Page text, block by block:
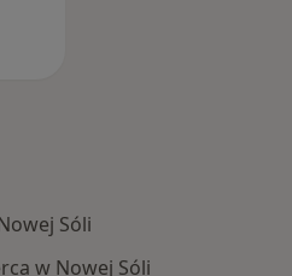
Sóli
w Nowej Sóli